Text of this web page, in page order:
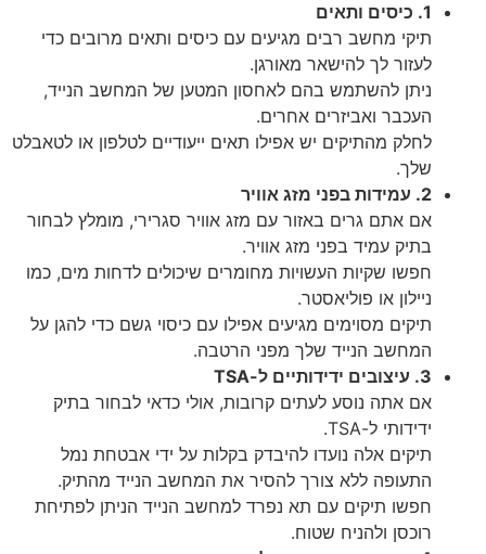
1. כיסים ותאים
תיקי מחשב רבים מגיעים עם כיסים ותאים מרובים כדי
לעזור לך להישאר מאורגן.
ניתן להשתמש בהם לאחסון המטען של המחשב הנייד,
העכבר ואביזרים אחרים.
לחלק מהתיקים יש אפילו תאים ייעודיים לטלפון או לטאבלט
שלך.
2. עמידות בפני מזג אוויר
אם אתם גרים באזור עם מזג אוויר סגרירי, מומלץ לבחור
בתיק עמיד בפני מזג אוויר.
חפשו שקיות העשויות מחומרים שיכולים לדחות מים, כמו
ניילון או פוליאסטר.
תיקים מסוימים מגיעים אפילו עם כיסוי גשם כדי להגן על
המחשב הנייד שלך מפני הרטבה.
3. עיצובים ידידותיים ל-TSA
אם אתה נוסע לעתים קרובות, אולי כדאי לבחור בתיק
ידידותי ל-TSA.
תיקים אלה נועדו להיבדק בקלות על ידי אבטחת נמל
התעופה ללא צורך להסיר את המחשב הנייד מהתיק.
חפשו תיקים עם תא נפרד למחשב הנייד הניתן לפתיחת
רוכסן ולהניח שטוח.